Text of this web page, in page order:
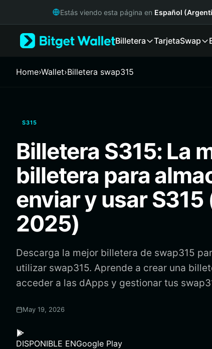
Русский
Italiano
繁體中文
Bahasa Indonesia
ภาษาไทย
Español
Português (Brasil)
Español (Argentina)
Estás viendo esta página en Español
Billetera TarjetaSwap
Home›Wallet›Billetera swap315
S315
Billetera S315: La
billetera para
enviar y usar S315
2025)
Descarga la mejor billetera de swap315
utilizar swap315. Aprende a crear una
acceder a las dApps y gestionar tus
May 19, 2026
DISPONIBLE ENGoogle Play